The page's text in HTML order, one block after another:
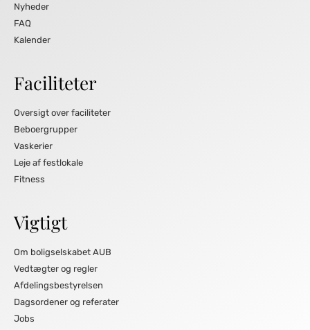
Nyheder
FAQ
Kalender
Faciliteter
Oversigt over faciliteter
Beboergrupper
Vaskerier
Leje af festlokale
Fitness
Vigtigt
Om boligselskabet AUB
Vedtægter og regler
Afdelingsbestyrelsen
Dagsordener og referater
Jobs